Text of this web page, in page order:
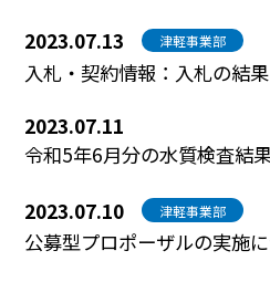
2023.07.13 津軽事業部
入札・契約情報：入札の結
2023.07.11
令和5年6月分の水質検査結
2023.07.10 津軽事業部
公募型プロポーザルの実施